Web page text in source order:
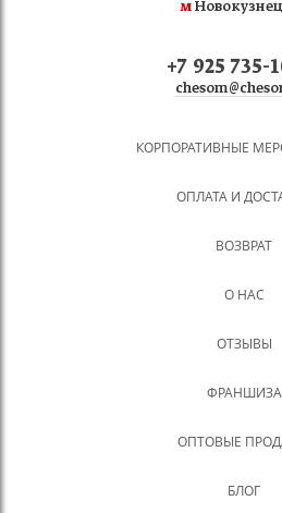
м
+7 925 735-
КОРПОРАТИВНЫЕ
ОПЛАТА И
ВОЗВРАТ
О НАС
ОТЗЫВЫ
ФРАНШИЗА
ОПТОВЫЕ
БЛОГ